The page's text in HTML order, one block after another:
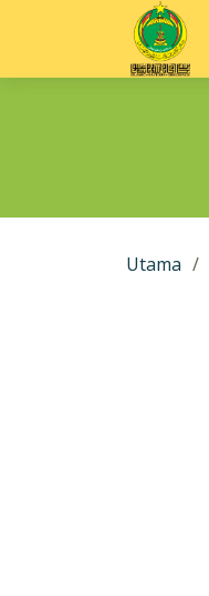
Utama